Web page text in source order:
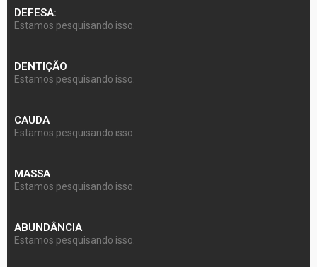
DEFESA:
Estamos pesquisando isso.
DENTIÇÃO
Estamos pesquisando isso.
CAUDA
Estamos pesquisando isso.
MASSA
Estamos pesquisando isso.
ABUNDÂNCIA
Estamos pesquisando isso.